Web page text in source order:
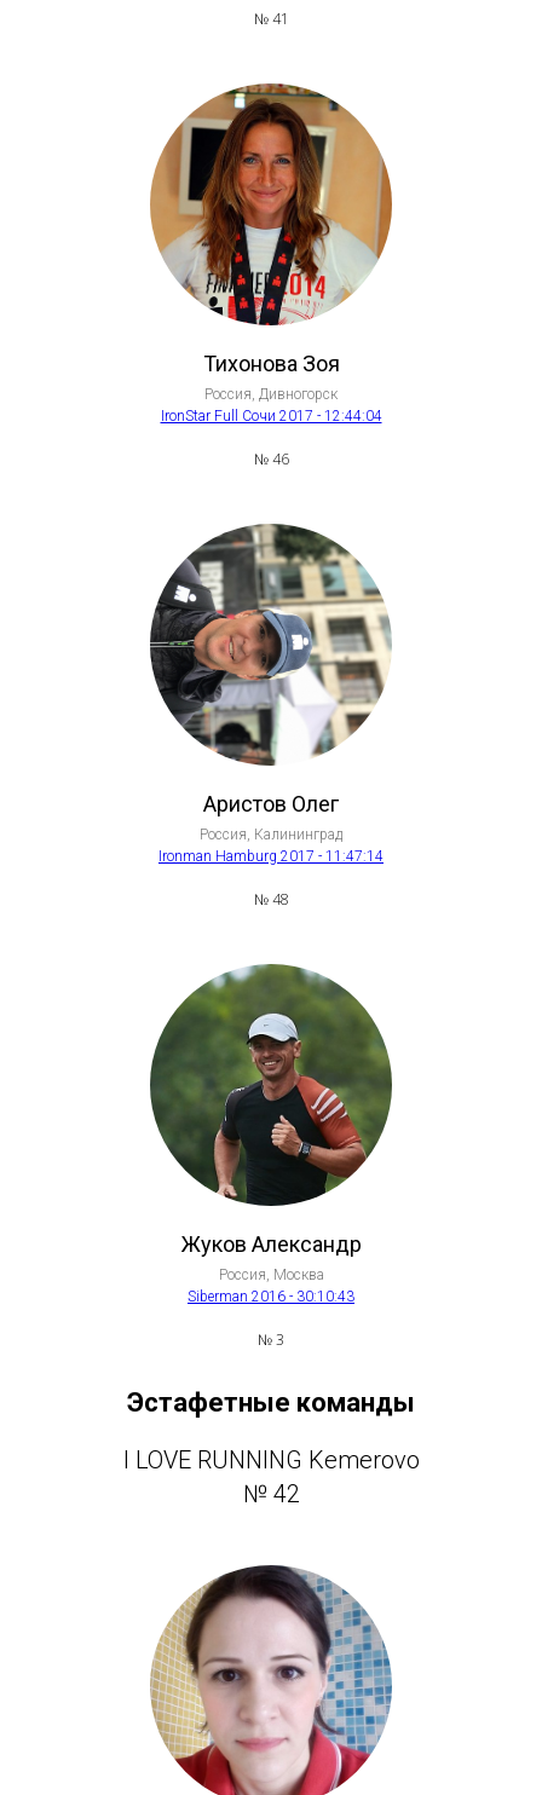
№ 41
Тихонова Зоя
Россия, Дивногорск
IronStar Full Сочи 2017 - 12:44:04
№ 46
Аристов Олег
Россия, Калининград
Ironman Hamburg 2017 - 11:47:14
№ 48
Жуков Александр
Россия, Москва
Siberman 2016 - 30:10:43
№ 3
Эстафетные команды
I LOVE RUNNING Kemerovo
№ 42